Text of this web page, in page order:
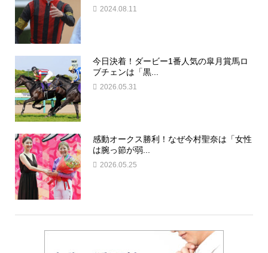
2024.08.11
今日決着！ダービー1番人気の皐月賞馬ロ
ブチェンは「黒...
2026.05.31
感動オークス勝利！なぜ今村聖奈は「女性
は腕っ節が弱...
2026.05.25